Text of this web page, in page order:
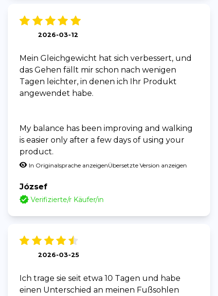
2026-03-12
Mein Gleichgewicht hat sich verbessert, und
das Gehen fällt mir schon nach wenigen
Tagen leichter, in denen ich Ihr Produkt
angewendet habe.
My balance has been improving and walking
is easier only after a few days of using your
product.
In Originalsprache anzeigenÜbersetzte Version anzeigen
József
Verifizierte/r Käufer/in
2026-03-25
Ich trage sie seit etwa 10 Tagen und habe
einen Unterschied an meinen Fußsohlen